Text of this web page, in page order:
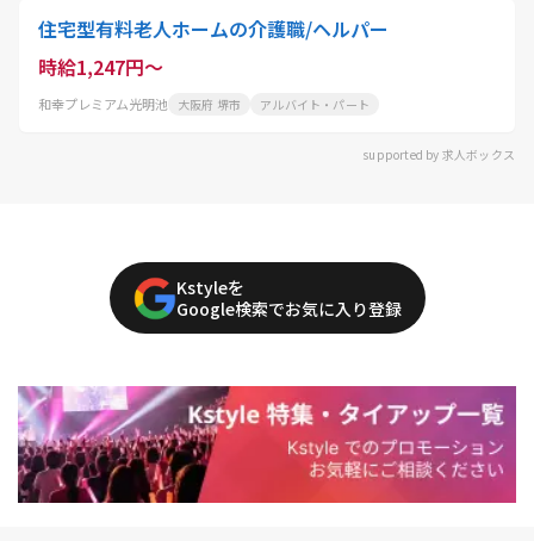
住宅型有料老人ホームの介護職/ヘルパー
時給1,247円～
和幸プレミアム光明池 大阪府 堺市 アルバイト・パート
supported by 求人ボックス
Kstyleを
Google検索でお気に入り登録